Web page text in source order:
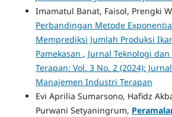
Imamatul Banat, Faisol, Prengki
Perbandingan Metode
Memprediksi Jumlah Produksi
Pamekasan , Jurnal Teknologi
Terapan: Vol. 3 No. 2 (2024):
Manajemen Industri Terapan
Evi Aprilia Sumarsono, Hafidz
Purwani Setyaningrum,